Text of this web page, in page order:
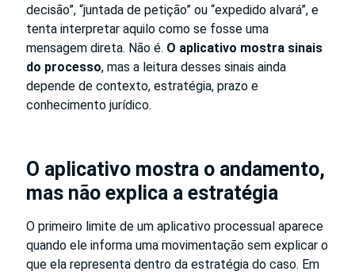
decisão”, “juntada de petição” ou “expedido alvará”, e
tenta interpretar aquilo como se fosse uma
mensagem direta. Não é. O aplicativo mostra sinais
do processo, mas a leitura desses sinais ainda
depende de contexto, estratégia, prazo e
conhecimento jurídico.
O aplicativo mostra o andamento,
mas não explica a estratégia
O primeiro limite de um aplicativo processual aparece
quando ele informa uma movimentação sem explicar o
que ela representa dentro da estratégia do caso. Em